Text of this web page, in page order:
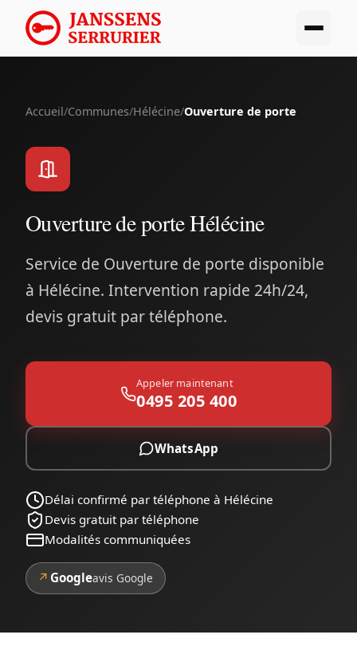
Accueil/Communes/Hélécine/Ouverture de porte
Ouverture de porte Hélécine
Service de Ouverture de porte disponible
à Hélécine. Intervention rapide 24h/24,
devis gratuit par téléphone.
Appeler maintenant
0495 205 400
WhatsApp
Délai confirmé par téléphone à Hélécine
Devis gratuit par téléphone
Modalités communiquées
↗ Googleavis Google